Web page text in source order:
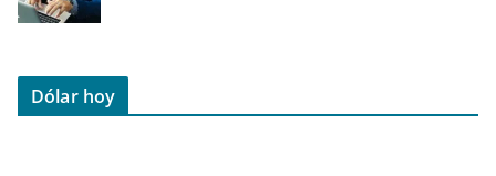
Dólar hoy